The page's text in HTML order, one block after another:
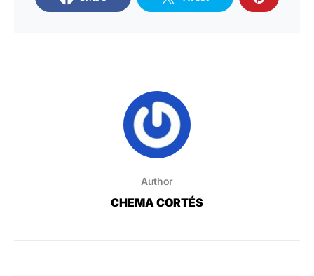
Author
CHEMA CORTÉS